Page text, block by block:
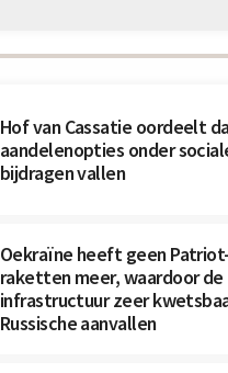
Hof van Cassatie oordeelt
aandelenopties onder
bijdragen vallen
Oekraïne heeft geen Patriot-
raketten meer, waardoor de
infrastructuur zeer
Russische aanvallen